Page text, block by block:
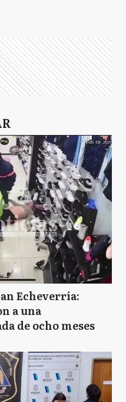
Echeverría:
a una
de ocho meses